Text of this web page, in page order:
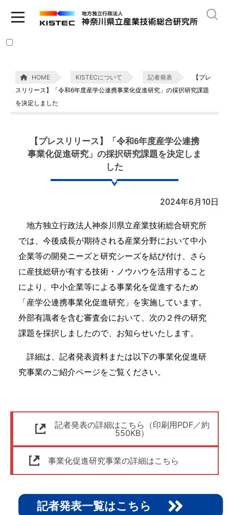
HOME KISTECについて 記者発表
【プレ
スリリース】「令和6年度産学公連携事業化促進研究」の採択研究課題
を決定しました
【プレスリリース】「令和6年度産学公連携
事業化促進研究」の採択研究課題を決定しま
した
2024年6月10日
地方独立行政法人神奈川県立産業技術総合研究所
では、今後成長が期待される産業分野において中小
企業等の開発ニーズと研究シーズを結び付け、さら
に産技総研が有する技術・ノウハウを活用すること
により、中小企業等による事業化を促進するため
「産学公連携事業化促進研究」を実施しています。
外部有識者を含む審査会において、次の２件の研究
課題を採択しましたので、お知らせいたします。
詳細は、記者発表資料または以下の事業化促進研
究事業のご紹介ページをご覧ください。
記者発表の詳細はこちら（印刷用PDF／約
550KB）
事業化促進研究事業の詳細はこちら
記者発表一覧はこちら